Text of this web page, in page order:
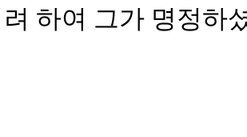
하여 그가 명정하